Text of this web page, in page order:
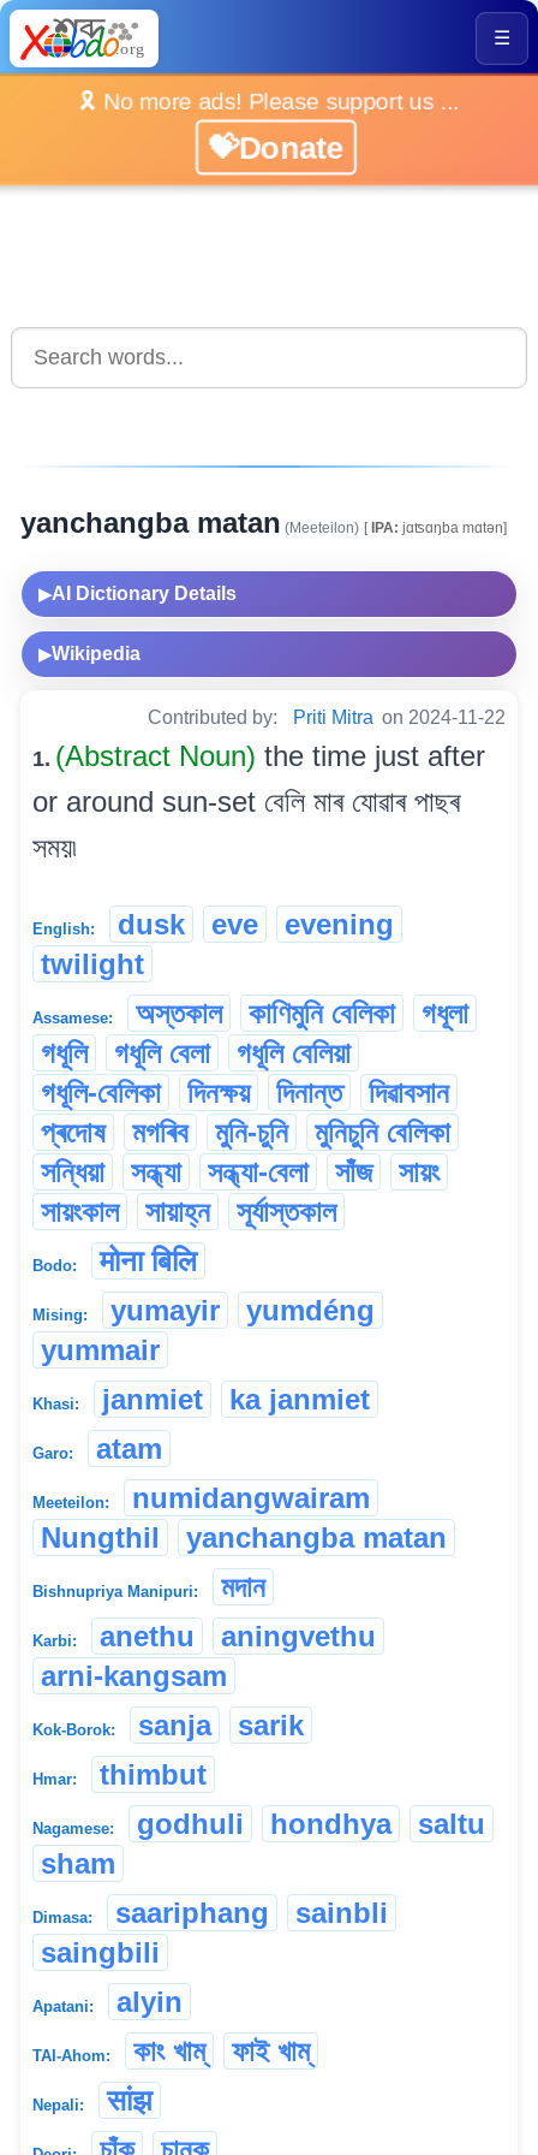
☰
🎗️ No more ads! Please support us ...
💝Donate
yanchangba matan (Meeteilon) [IPA: jɑʦɑŋba mɑtən]
▶AI Dictionary Details
▶Wikipedia
Contributed by: Priti Mitra on 2024-11-22
1. (Abstract Noun) the time just after
or around sun-set বেলি মাৰ যোৱাৰ পাছৰ
সময়৷
English: dusk eve
evening
twilight
Assamese: অস্তকাল কাণিমুনি বেলিকা
গধূলা
গধূলি
গধূলি বেলা
গধূলি বেলিয়া
গধূলি-বেলিকা
দিনক্ষয় দিনান্ত
দিৱাবসান
প্ৰদোষ
মগৰিব মুনি-চুনি
মুনিচুনি বেলিকা
সন্ধিয়া
সন্ধ্যা সন্ধ্যা-বেলা সাঁজ
সায়ং
সায়ংকাল
সায়াহ্ন সূৰ্যাস্তকাল
Bodo: मोना बिलि
Mising: yumayir
yumdéng
yummair
Khasi: janmiet ka janmiet
Garo: atam
Meeteilon:
numidangwairam
Nungthil
yanchangba matan
Bishnupriya Manipuri: মদান
Karbi: anethu
aningvethu
arni-kangsam
Kok-Borok: sanja sarik
Hmar: thimbut
Nagamese: godhuli hondhya
saltu
sham
Dimasa: saariphang
sainbli
saingbili
Apatani: alyin
TAI-Ahom: কাং খাম্ ফাই খাম্
Nepali: सांझ